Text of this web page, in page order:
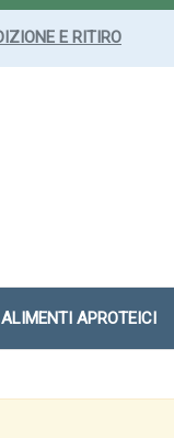
E RITIRO
ALIMENTI APROTEICI